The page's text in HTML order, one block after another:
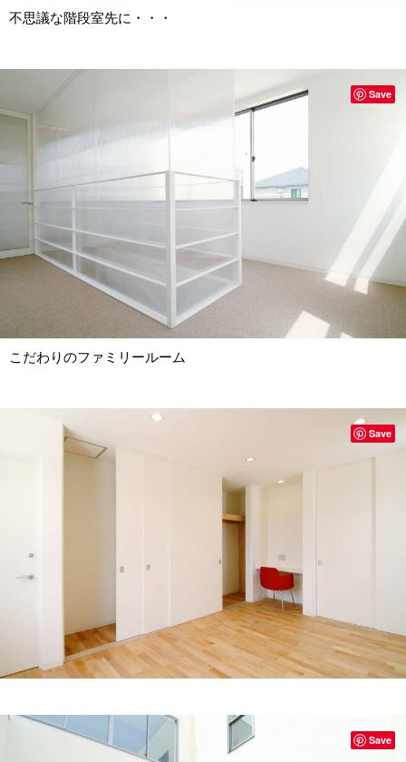
不思議な階段室先に・・・
こだわりのファミリールーム
Save
Save
Save